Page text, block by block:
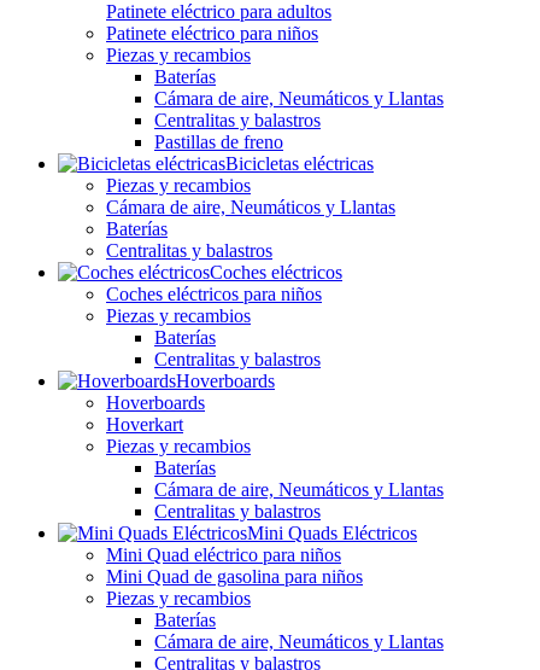
Patinete eléctrico para adultos
Patinete eléctrico para niños
Piezas y recambios
Baterías
Cámara de aire, Neumáticos y Llantas
Centralitas y balastros
Pastillas de freno
Bicicletas eléctricas
Piezas y recambios
Cámara de aire, Neumáticos y Llantas
Baterías
Centralitas y balastros
Coches eléctricos
Coches eléctricos para niños
Piezas y recambios
Baterías
Centralitas y balastros
Hoverboards
Hoverboards
Hoverkart
Piezas y recambios
Baterías
Cámara de aire, Neumáticos y Llantas
Centralitas y balastros
Mini Quads Eléctricos
Mini Quad eléctrico para niños
Mini Quad de gasolina para niños
Piezas y recambios
Baterías
Cámara de aire, Neumáticos y Llantas
Centralitas y balastros